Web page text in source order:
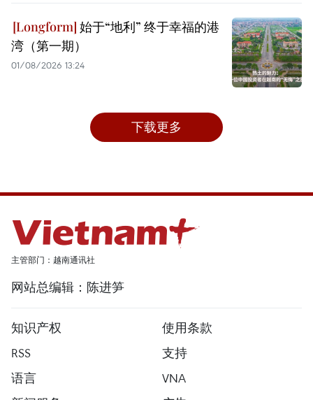
始于“地利” 终于幸福的港
湾（第一期）
01/08/2026 13:24
下载更多
主管部门：越南通讯社
网站总编辑：陈进笋
知识产权
使用条款
RSS
支持
语言
VNA